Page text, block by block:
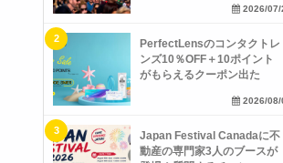
2026/07/
PerfectLensのコンタクトレ
ンズ10％OFF＋10ポイント
がもらえるクーポン出た
2026/08/
Japan Festival Canadaに不
動産の専門家3人のブースが